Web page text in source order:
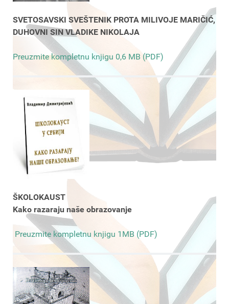
SVETOSAVSKI SVEŠTENIK PROTA MILIVOJE MARIČIĆ,
DUHOVNI SIN VLADIKE NIKOLAJA
Preuzmite kompletnu knjigu 0,6 MB (PDF)
ŠKOLOKAUST
Kako razaraju naše obrazovanje
Preuzmite kompletnu knjigu 1MB (PDF)